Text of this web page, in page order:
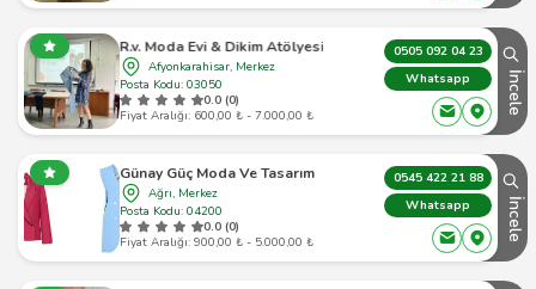
R.v. Moda Evi & Dikim Atölyesi
Afyonkarahisar, Merkez
Posta Kodu: 03050
0.0 (0)
Fiyat Aralığı: 600,00 ₺ - 7.000,00 ₺
0505 092 04 23
Whatsapp
İncele
Günay Güç Moda Ve Tasarım
Ağrı, Merkez
Posta Kodu: 04200
0.0 (0)
Fiyat Aralığı: 900,00 ₺ - 5.000,00 ₺
0545 422 21 88
Whatsapp
İncele